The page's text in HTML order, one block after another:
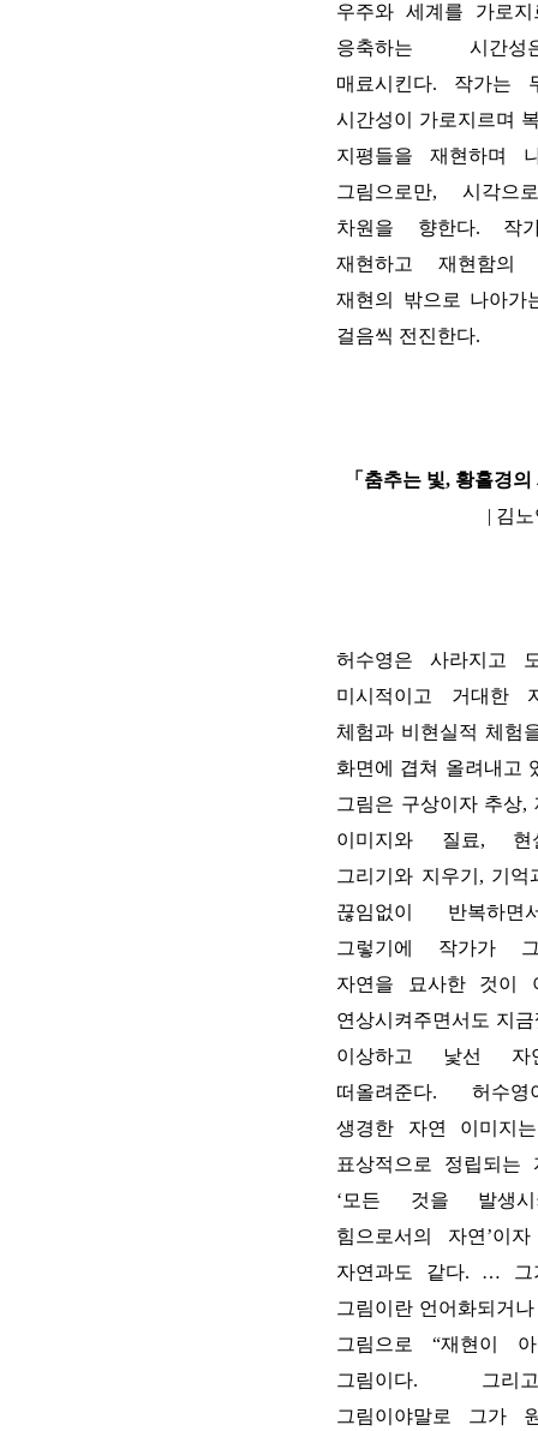
우주와 세계를 가로
응축하는 시간
매료시킨다. 작가는
시간성이 가로지르며
지평들을 재현하며
그림으로만,시각으
차원을 향한다. 작
재현하고 재현함의
재현의 밖으로 나아가
걸음씩 전진한다.
「춤추는 빛, 황홀경의
| 김노
허수영은 사라지고
미시적이고 거대한
체험과 비현실적 체험
화면에 겹쳐 올려내고
그림은 구상이자 추상,
이미지와 질료,
그리기와 지우기 , 기억
끊임없이 반복하
그렇기에 작가가
자연을 묘사한 것이
연상시켜주면서도 지
이상하고 낯선 자
떠올려준다.허수
생경한 자연 이미지
표상적으로 정립되는
‘ 모든 것을 발생시
힘으로서의 자연 ’이
자연과도 같다. …
그림이란 언어화되거
그림으로“재현이
그림이다. 그
그림이야말로 그가